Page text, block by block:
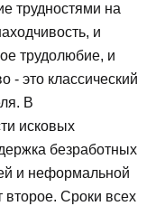
трудностями на
и
трудолюбие, и
- это классический
В
исковых
безработных
и неформальной
второе. Сроки всех